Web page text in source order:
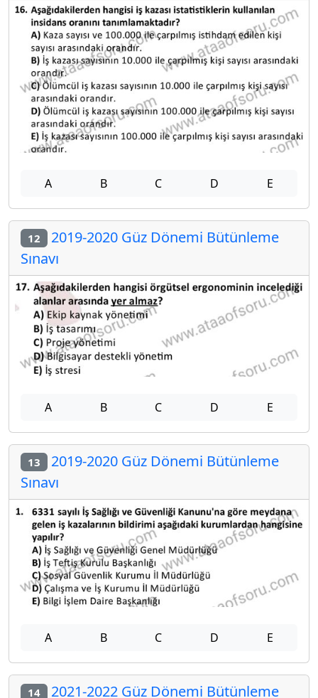
A B C D E
12 2019-2020 Güz Dönemi Bütünleme
Sınavı
A B C D E
13 2019-2020 Güz Dönemi Bütünleme
Sınavı
A B C D E
14 2021-2022 Güz Dönemi Bütünleme